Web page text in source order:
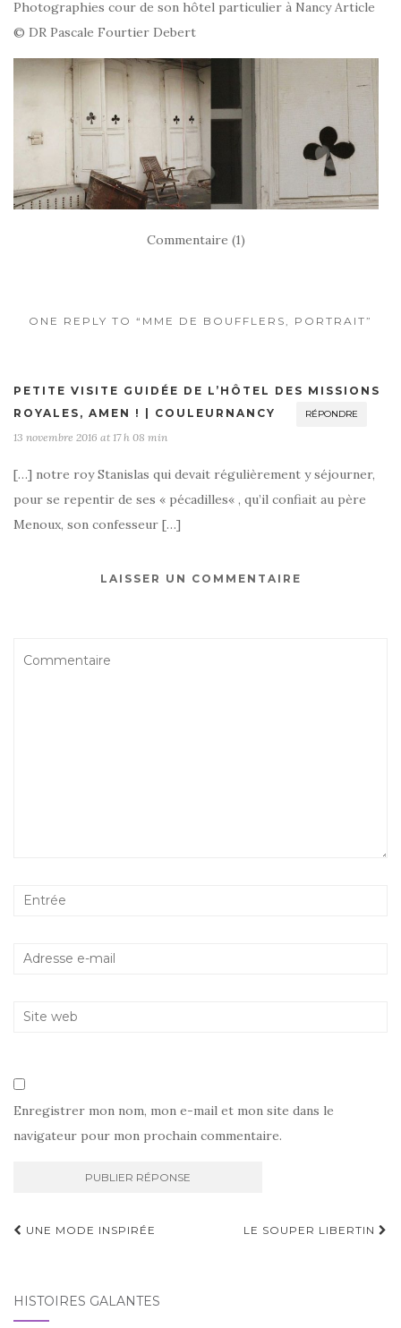
Photographies cour de son hôtel particulier à Nancy Article
© DR Pascale Fourtier Debert
Commentaire (1)
ONE REPLY TO “MME DE BOUFFLERS, PORTRAIT”
PETITE VISITE GUIDÉE DE L’HÔTEL DES MISSIONS
ROYALES, AMEN ! | COULEURNANCY
RÉPONDRE
13 novembre 2016 at 17 h 08 min
[…] notre roy Stanislas qui devait régulièrement y séjourner,
pour se repentir de ses « pécadilles« , qu’il confiait au père
Menoux, son confesseur […]
LAISSER UN COMMENTAIRE
Enregistrer mon nom, mon e-mail et mon site dans le
navigateur pour mon prochain commentaire.
Navigation
UNE MODE INSPIRÉE LE SOUPER LIBERTIN
HISTOIRES GALANTES